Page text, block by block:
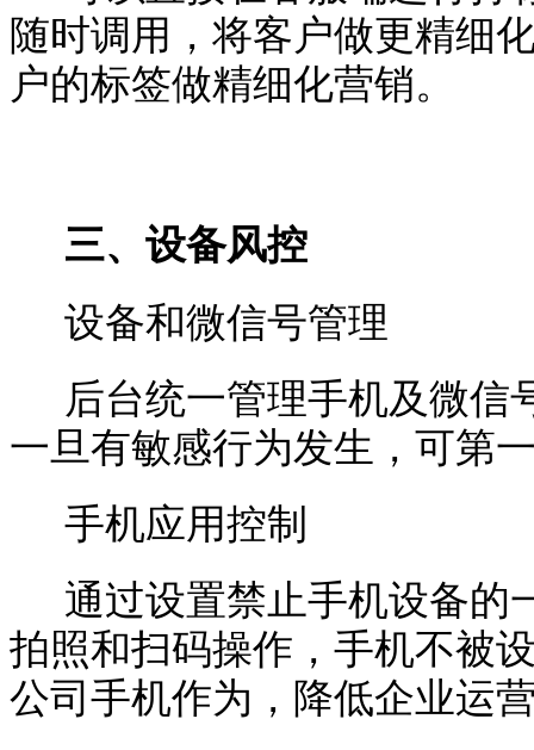
随时调用，将客户做更精细
户的标签做精细化营销。
三、设备风控
设备和微信号管理
后台统一管理手机及微信
一旦有敏感行为发生，可第
手机应用控制
通过设置禁止手机设备的
拍照和扫码操作，手机不被
公司手机作为，降低企业运